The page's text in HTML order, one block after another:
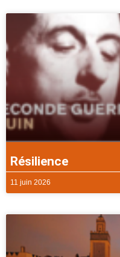
Résilience
11 juin 2026